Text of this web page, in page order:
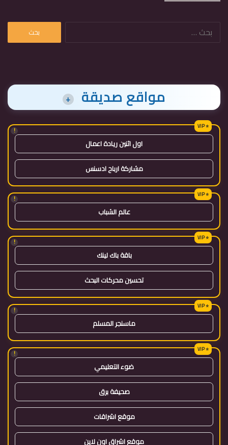
البحث
مواقع صديقة +
!
اول اثنين ريادة اعمال
مشاركة ارباح ادسنس
!
عالم الشباب
!
باقة باك لينك
تحسين محركات البحث
!
ماسنجر المسلم
!
ضوء التعليمي
صحيفة برق
موقع اشراقات
موقع اشراق اون لاين